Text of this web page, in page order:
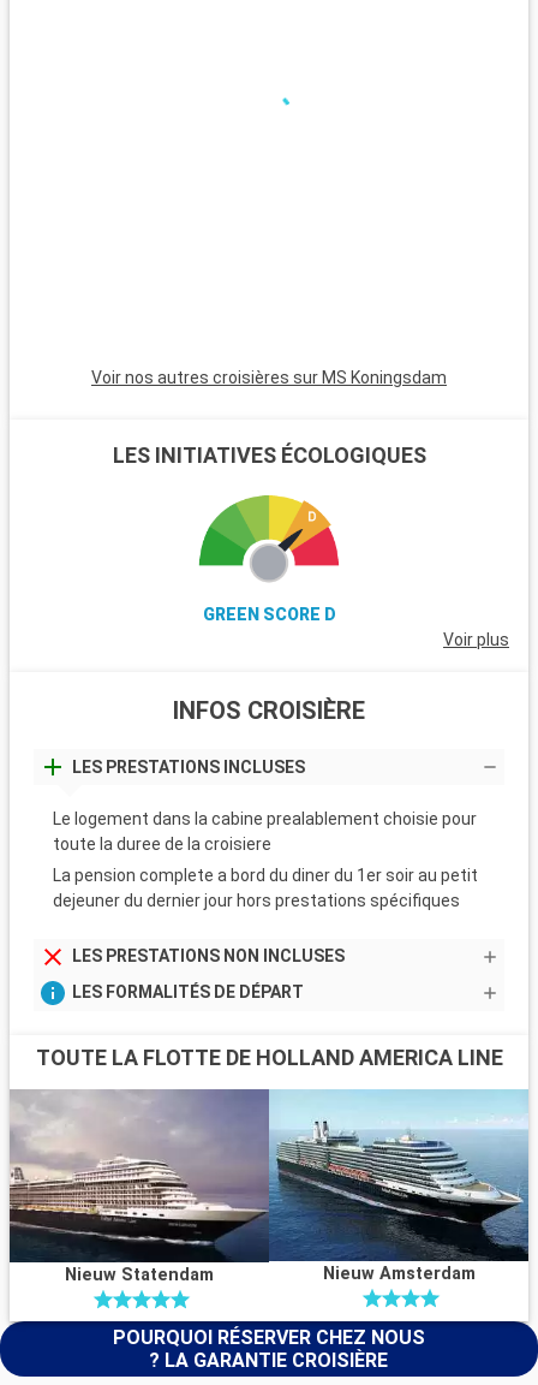
Borrego Desert. Tijuana, de l'autre côté de la frontière
Voir nos autres croisières sur MS Koningsdam
LES INITIATIVES ÉCOLOGIQUES
GREEN SCORE D
Voir plus
INFOS CROISIÈRE
LES PRESTATIONS INCLUSES
Le logement dans la cabine prealablement choisie pour
toute la duree de la croisiere
La pension complete a bord du diner du 1er soir au petit
dejeuner du dernier jour hors prestations spécifiques
LES PRESTATIONS NON INCLUSES
LES FORMALITÉS DE DÉPART
TOUTE LA FLOTTE DE HOLLAND AMERICA LINE
Nieuw Statendam Nieuw Amsterdam
POURQUOI RÉSERVER CHEZ NOUS
? LA GARANTIE CROISIÈRE